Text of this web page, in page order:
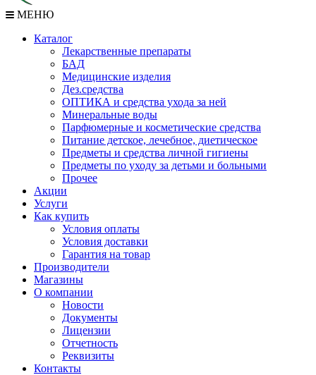
МЕНЮ
Каталог
Лекарственные препараты
БАД
Медицинские изделия
Дез.средства
ОПТИКА и средства ухода за ней
Минеральные воды
Парфюмерные и косметические средства
Питание детское, лечебное, диетическое
Предметы и средства личной гигиены
Предметы по уходу за детьми и больными
Прочее
Акции
Услуги
Как купить
Условия оплаты
Условия доставки
Гарантия на товар
Производители
Магазины
О компании
Новости
Документы
Лицензии
Отчетность
Реквизиты
Контакты